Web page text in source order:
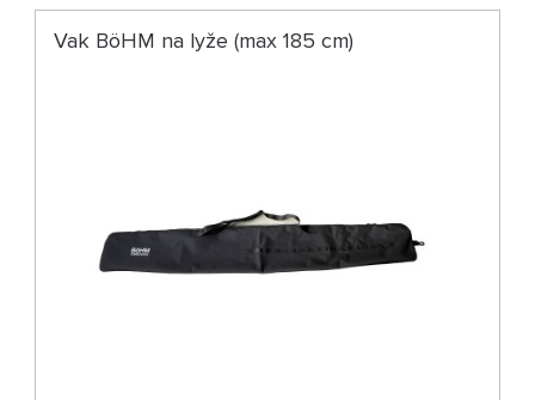
Vak BöHM na lyže (max 185 cm)